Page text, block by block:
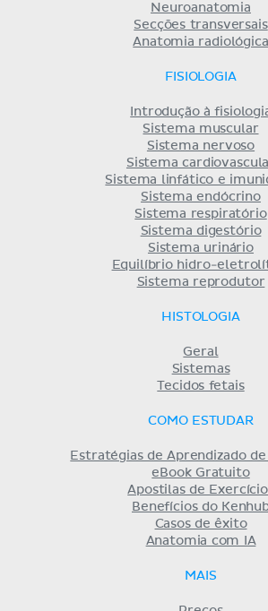
Neuroanatomia
Secções transversais
Anatomia radiológica
FISIOLOGIA
Introdução à
Sistema muscular
Sistema nervoso
Sistema
Sistema linfático e
Sistema endócrino
Sistema respiratório
Sistema digestório
Sistema urinário
Equilíbrio hidro-
Sistema reprodutor
HISTOLOGIA
Geral
Sistemas
Tecidos fetais
COMO ESTUDAR
Estratégias de Aprendizado
eBook Gratuito
Apostilas de
Benefícios do
Casos de êxito
Anatomia com IA
MAIS